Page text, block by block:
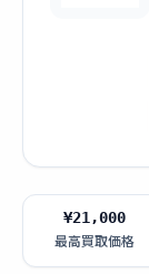
¥21,000
最高買取価格